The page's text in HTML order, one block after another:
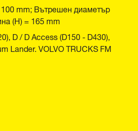
mm; Вътрешен диаметър
(H) = 165 mm
D / D Access (D150 - D430),
Lander. VOLVO TRUCKS FM